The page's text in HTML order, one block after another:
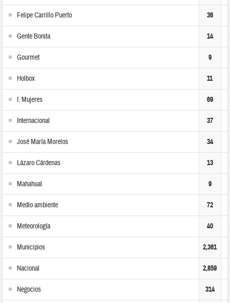
Felipe Carrillo Puerto 36
Gente Bonita 14
Gourmet 9
Holbox 11
I. Mujeres 69
Internacional 37
José María Morelos 34
Lázaro Cárdenas 13
Mahahual 9
Medio ambiente 72
Meteorología 40
Municipios 2,361
Nacional 2,859
Negocios 314